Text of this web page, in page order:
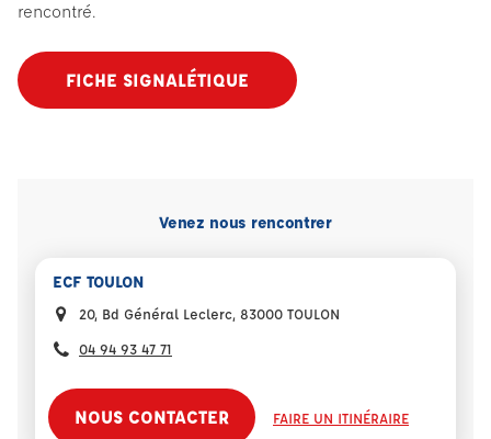
rencontré.
FICHE SIGNALÉTIQUE
Venez nous rencontrer
ECF TOULON
20, Bd Général Leclerc, 83000 TOULON
04 94 93 47 71
NOUS CONTACTER FAIRE UN ITINÉRAIRE